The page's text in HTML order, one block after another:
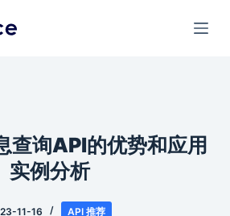
查询API的优势和应用
实例分析
11-16 API 推荐